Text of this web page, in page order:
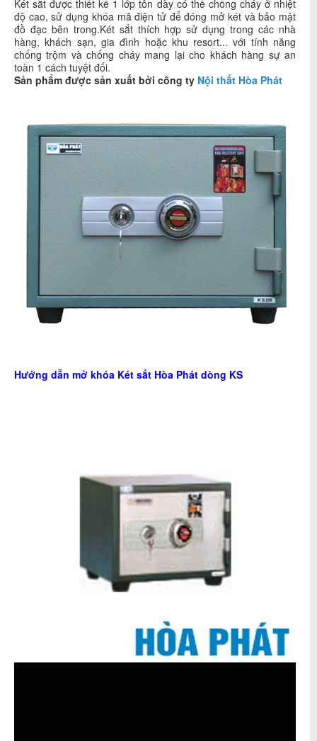
Két sắt được thiết kế 1 lớp tôn dày có thể chống cháy ở nhiệt
độ cao, sử dụng khóa mã điện tử để đóng mở két và bảo mật
đồ đạc bên trong.Két sắt thích hợp sử dụng trong các nhà
hàng, khách sạn, gia đình hoặc khu resort... với tính năng
chống trộm và chống cháy mang lại cho khách hàng sự an
toàn 1 cách tuyệt đối.
Sản phẩm được sản xuất bởi công ty Nội thất Hòa Phát
Hướng dẫn mở khóa Két sắt Hòa Phát dòng KS